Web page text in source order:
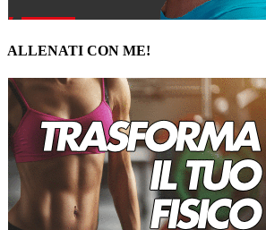
ALLENATI CON ME!